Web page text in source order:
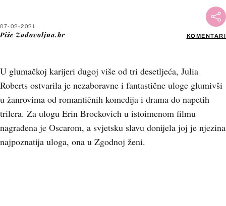
07-02-2021
Piše Zadovoljna.hr KOMENTARI
U glumačkoj karijeri dugoj više od tri desetljeća, Julia
Roberts ostvarila je nezaboravne i fantastične uloge glumivši
u žanrovima od romantičnih komedija i drama do napetih
trilera. Za ulogu Erin Brockovich u istoimenom filmu
nagrađena je Oscarom, a svjetsku slavu donijela joj je njezina
najpoznatija uloga, ona u Zgodnoj ženi.